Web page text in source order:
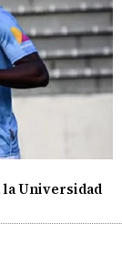
la Universidad